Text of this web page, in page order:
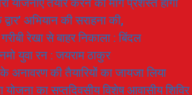
योजनाएं तैयार करने का मार्ग प्रशस्त होगा
अभियान की सराहना की,
रेखा से बाहर निकाला : बिंदल
युवा रन : जयराम ठाकुर
अनावरण की तैयारियों का जायजा लिया
योजना का सप्तदिवसीय विशेष आवासीय शिविर